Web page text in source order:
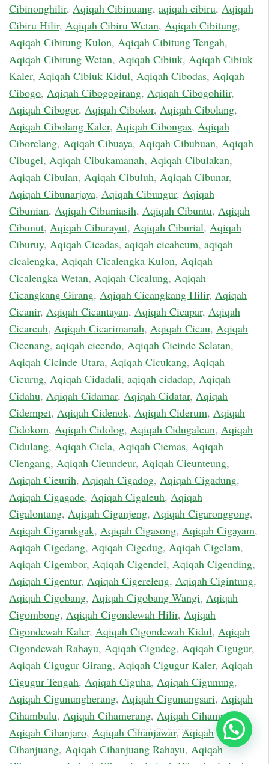
Cibinonghilir, Aqiqah Cibinuang, aqiqah cibiru, Aqiqah
Cibiru Hilir, Aqiqah Cibiru Wetan, Aqiqah Cibitung,
Aqiqah Cibitung Kulon, Aqiqah Cibitung Tengah,
Aqiqah Cibitung Wetan, Aqiqah Cibiuk, Aqiqah Cibiuk
Kaler, Aqiqah Cibiuk Kidul, Aqiqah Cibodas, Aqiqah
Cibogo, Aqiqah Cibogogirang, Aqiqah Cibogohilir,
Aqiqah Cibogor, Aqiqah Cibokor, Aqiqah Cibolang,
Aqiqah Cibolang Kaler, Aqiqah Cibongas, Aqiqah
Ciborelang, Aqiqah Cibuaya, Aqiqah Cibubuan, Aqiqah
Cibugel, Aqiqah Cibukamanah, Aqiqah Cibulakan,
Aqiqah Cibulan, Aqiqah Cibuluh, Aqiqah Cibunar,
Aqiqah Cibunarjaya, Aqiqah Cibungur, Aqiqah
Cibunian, Aqiqah Cibuniasih, Aqiqah Cibuntu, Aqiqah
Cibunut, Aqiqah Ciburayut, Aqiqah Ciburial, Aqiqah
Ciburuy, Aqiqah Cicadas, aqiqah cicaheum, aqiqah
cicalengka, Aqiqah Cicalengka Kulon, Aqiqah
Cicalengka Wetan, Aqiqah Cicalung, Aqiqah
Cicangkang Girang, Aqiqah Cicangkang Hilir, Aqiqah
Cicanir, Aqiqah Cicantayan, Aqiqah Cicapar, Aqiqah
Cicareuh, Aqiqah Cicarimanah, Aqiqah Cicau, Aqiqah
Cicenang, aqiqah cicendo, Aqiqah Cicinde Selatan,
Aqiqah Cicinde Utara, Aqiqah Cicukang, Aqiqah
Cicurug, Aqiqah Cidadali, aqiqah cidadap, Aqiqah
Cidahu, Aqiqah Cidamar, Aqiqah Cidatar, Aqiqah
Cidempet, Aqiqah Cidenok, Aqiqah Ciderum, Aqiqah
Cidokom, Aqiqah Cidolog, Aqiqah Cidugaleun, Aqiqah
Cidulang, Aqiqah Ciela, Aqiqah Ciemas, Aqiqah
Ciengang, Aqiqah Cieundeur, Aqiqah Cieunteung,
Aqiqah Cieurih, Aqiqah Cigadog, Aqiqah Cigadung,
Aqiqah Cigagade, Aqiqah Cigaleuh, Aqiqah
Cigalontang, Aqiqah Ciganjeng, Aqiqah Cigaronggong,
Aqiqah Cigarukgak, Aqiqah Cigasong, Aqiqah Cigayam,
Aqiqah Cigedang, Aqiqah Cigedug, Aqiqah Cigelam,
Aqiqah Cigembor, Aqiqah Cigendel, Aqiqah Cigending,
Aqiqah Cigentur, Aqiqah Cigereleng, Aqiqah Cigintung,
Aqiqah Cigobang, Aqiqah Cigobang Wangi, Aqiqah
Cigombong, Aqiqah Cigondewah Hilir, Aqiqah
Cigondewah Kaler, Aqiqah Cigondewah Kidul, Aqiqah
Cigondewah Rahayu, Aqiqah Cigudeg, Aqiqah Cigugur,
Aqiqah Cigugur Girang, Aqiqah Cigugur Kaler, Aqiqah
Cigugur Tengah, Aqiqah Ciguha, Aqiqah Cigunung,
Aqiqah Cigunungherang, Aqiqah Cigunungsari, Aqiqah
Cihambulu, Aqiqah Cihamerang, Aqiqah Cihampelas,
Aqiqah Cihanjaro, Aqiqah Cihanjawar,Aqiqah
Cihanjuang, Aqiqah Cihanjuang Rahayu, Aqiqah
Chat Sekarang